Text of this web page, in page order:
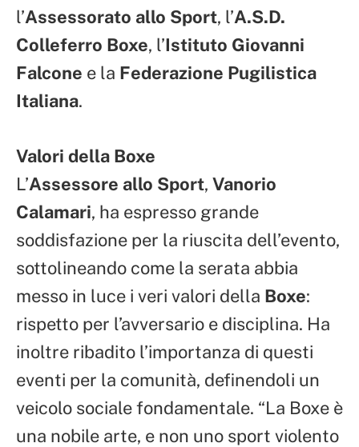
l’Assessorato allo Sport, l’A.S.D.
Colleferro Boxe, l’Istituto Giovanni
Falcone e la Federazione Pugilistica
Italiana.
Valori della Boxe
L’Assessore allo Sport, Vanorio
Calamari, ha espresso grande
soddisfazione per la riuscita dell’evento,
sottolineando come la serata abbia
messo in luce i veri valori della Boxe:
rispetto per l’avversario e disciplina. Ha
inoltre ribadito l’importanza di questi
eventi per la comunità, definendoli un
veicolo sociale fondamentale. “La Boxe è
una nobile arte, e non uno sport violento